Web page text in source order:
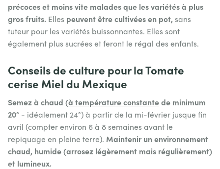
précoces et moins vite malades que les variétés à plus
gros fruits. Elles peuvent être cultivées en pot, sans
tuteur pour les variétés buissonnantes. Elles sont
également plus sucrées et feront le régal des enfants.
Conseils de culture pour la Tomate
cerise Miel du Mexique
Semez à chaud (à température constantede minimum
20° - idéalement 24°) à partir de la mi-février jusque fin
avril (compter environ 6 à 8 semaines avant le
repiquage en pleine terre). Maintenir un environnement
chaud, humide (arrosez légèrement mais régulièrement)
et lumineux.